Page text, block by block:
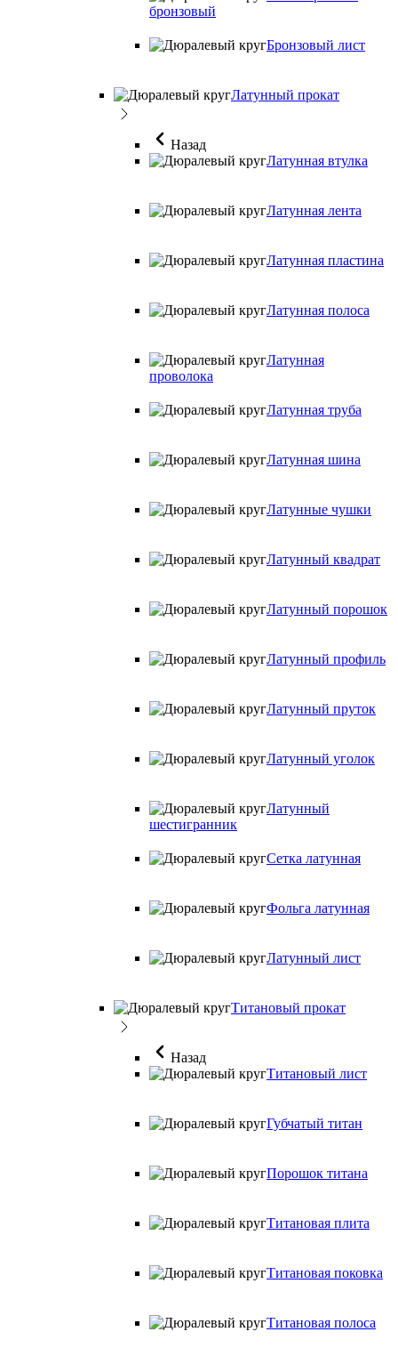
бронзовый
Бронзовый лист
Латунный прокат
Назад
Латунная втулка
Латунная лента
Латунная пластина
Латунная полоса
Латунная
проволока
Латунная труба
Латунная шина
Латунные чушки
Латунный квадрат
Латунный порошок
Латунный профиль
Латунный пруток
Латунный уголок
Латунный
шестигранник
Сетка латунная
Фольга латунная
Латунный лист
Титановый прокат
Назад
Титановый лист
Губчатый титан
Порошок титана
Титановая плита
Титановая поковка
Титановая полоса